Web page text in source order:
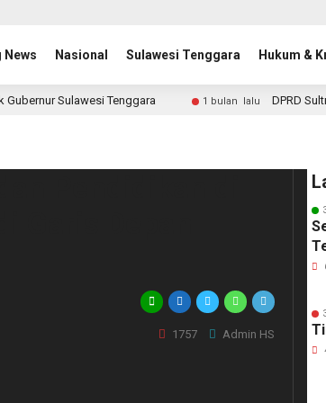
News Nasional Sulawesi Tenggara Hukum &
Gubernur Sulawesi Tenggara 1 bulan lalu DPRD
1757 Admin HS